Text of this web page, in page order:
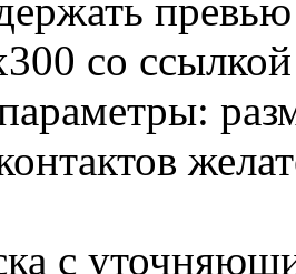
со
с